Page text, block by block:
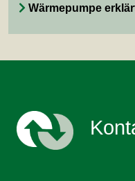
Wärmepumpe